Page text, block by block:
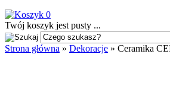
0
Twój koszyk jest pusty ...
Strona główna » Dekoracje » Ceramika